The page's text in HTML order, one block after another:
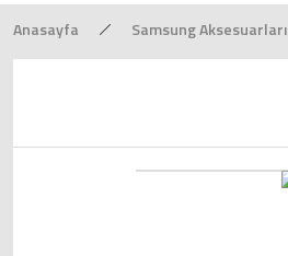
Anasayfa Samsung Aksesuarları